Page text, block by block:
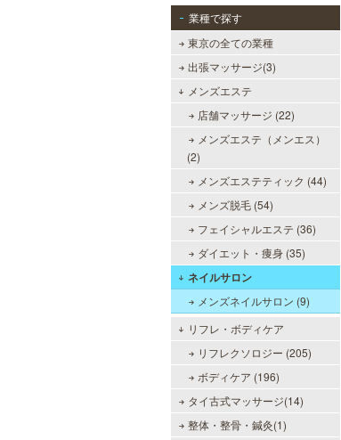
業種で探す
東京の全ての業種
出張マッサージ(3)
メンズエステ
店舗マッサージ (22)
メンズエステ（メンエス）
(2)
メンズエステティック (44)
メンズ脱毛 (54)
フェイシャルエステ (36)
ダイエット・痩身 (35)
ネイルサロン
メンズネイルサロン (9)
リフレ・ボディケア
リフレクソロジー (205)
ボディケア (196)
タイ古式マッサージ(14)
整体・整骨・鍼灸(1)